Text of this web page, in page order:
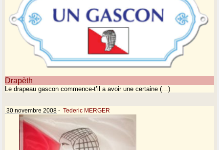
Drapèth
Le drapeau gascon commence-t’il a avoir une certaine (…)
30 novembre 2008 - Tederic MERGER